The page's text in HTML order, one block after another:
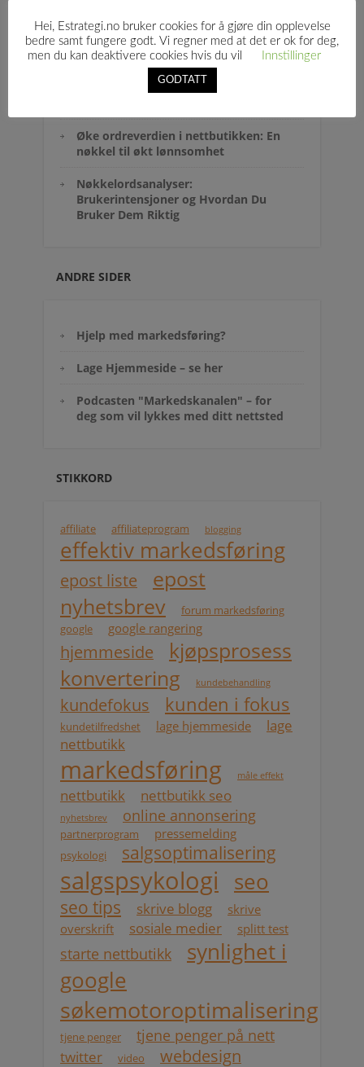
Optimalisering av
produktbeskrivelser for
nettbutikker: En komplett guide
Hvordan kan jeg bruke rabatter uten
Øke ordreverdien i nettbutikken: En
nøkkel til økt lønnsomhet
Nøkkelordsanalyser:
Brukerintensjoner og Hvordan Du
Bruker Dem Riktig
ANDRE SIDER
Hjelp med markedsføring?
Lage Hjemmeside – se her
Podcasten "Markedskanalen" – for
deg som vil lykkes med ditt nettsted
STIKKORD
affiliate affiliateprogram blogging
effektiv markedsføring
epost liste
epost
nyhetsbrev
forum markedsføring
google
google rangering
hjemmeside
kjøpsprosess
konvertering
kundebehandling
kundefokus kunden i fokus
kundetilfredshet lage hjemmeside
lage
nettbutikk
markedsføring måle effekt
nettbutikk nettbutikk seo
nyhetsbrev online annonsering
partnerprogram pressemelding
psykologi salgsoptimalisering
salgspsykologi seo
seo tips skrive blogg
skrive
overskrift
sosiale medier splitt test
starte nettbutikk
synlighet i
google
søkemotoroptimalisering
tjene penger tjene penger på nett
twitter video webdesign
Hei, Estrategi.no bruker cookies for å gjøre din opplevelse
bedre samt fungere godt. Vi regner med at det er ok for deg,
men du kan deaktivere cookies hvis du vil
Innstillinger
GODTATT